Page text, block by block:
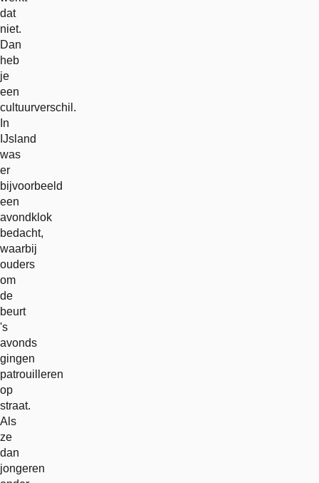
dat
niet.
Dan
heb
je
een
cultuurverschil.
In
IJsland
was
er
bijvoorbeeld
een
avondklok
bedacht,
waarbij
ouders
om
de
beurt
's
avonds
gingen
patrouilleren
op
straat.
Als
ze
dan
jongeren